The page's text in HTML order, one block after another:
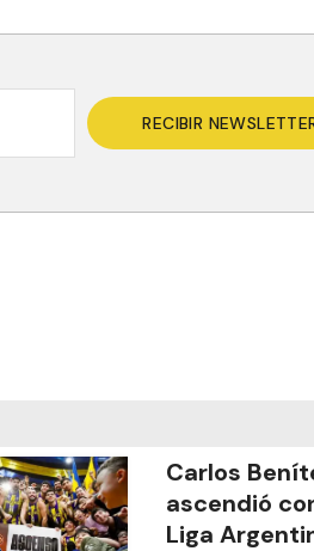
RECIBIR
Carlos
ascendió
Liga